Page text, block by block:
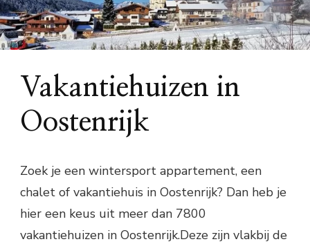
Vakantiehuizen in
Oostenrijk
Zoek je een wintersport appartement, een
chalet of vakantiehuis in Oostenrijk? Dan heb je
hier een keus uit meer dan 7800
vakantiehuizen in Oostenrijk.Deze zijn vlakbij de